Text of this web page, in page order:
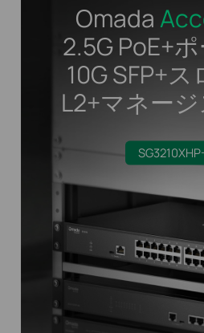
Omada
2.5G PoE+
10G SFP+
L2+マネー